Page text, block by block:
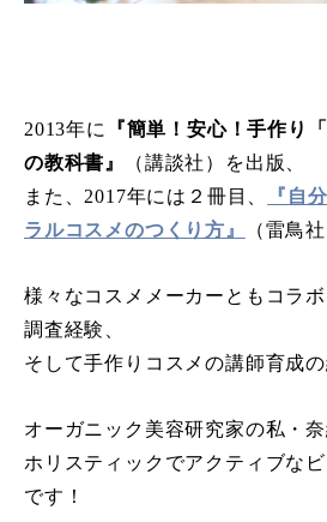
2013年に
『簡単！安心！手作り
の教科書』
（講談社）を出版、
また、2017年には２冊目、
『自
ラルコスメのつくり方』
（雷鳥
様々なコスメメーカーともコラ
調査経験、
そして手作りコスメの講師育成の
オーガニック美容研究家の私・奈
ホリスティックでアクティブな
です！